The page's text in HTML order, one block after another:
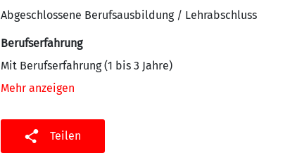
Abgeschlossene Berufsausbildung / Lehrabschluss
Berufserfahrung
Mit Berufserfahrung (1 bis 3 Jahre)
Mehr anzeigen
Teilen